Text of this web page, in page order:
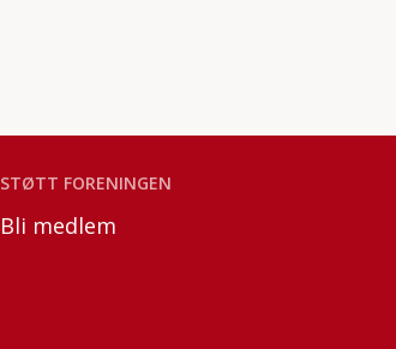
STØTT FORENINGEN
Bli medlem